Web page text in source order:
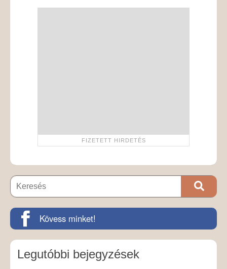
Kövess minket!
Legutóbbi bejegyzések